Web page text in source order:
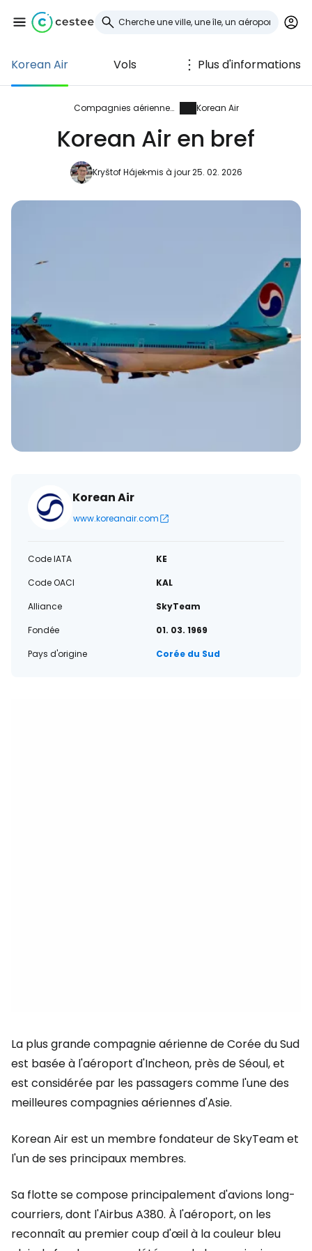
Korean Air Vols Plus d'informations
Compagnies aériennes Korean Air
Korean Air en bref
Kryštof Hájekmis à jour 25. 02. 2026
Korean Air
www.koreanair.com
Code IATA
KE
Code OACI
KAL
Alliance
SkyTeam
Fondée
01. 03. 1969
Pays d'origine
Corée du Sud
La plus grande compagnie aérienne de Corée du Sud
est basée à l'aéroport d'Incheon, près de Séoul, et
est considérée par les passagers comme l'une des
meilleures compagnies aériennes d'Asie.
Korean Air est un membre fondateur de SkyTeam et
l'un de ses principaux membres.
Sa flotte se compose principalement d'avions long-
courriers, dont l'Airbus A380. À l'aéroport, on les
reconnaît au premier coup d'œil à la couleur bleu
Se connecter à
Cestee
... la communauté mondiale des voyageurs